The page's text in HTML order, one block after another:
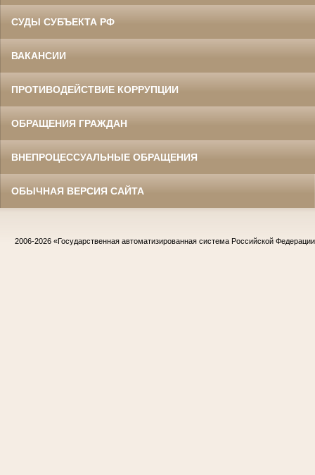
СУДЫ СУБЪЕКТА РФ
ВАКАНСИИ
ПРОТИВОДЕЙСТВИЕ КОРРУПЦИИ
ОБРАЩЕНИЯ ГРАЖДАН
ВНЕПРОЦЕССУАЛЬНЫЕ ОБРАЩЕНИЯ
ОБЫЧНАЯ ВЕРСИЯ САЙТА
2006-2026 «Государственная автоматизированная система Российской